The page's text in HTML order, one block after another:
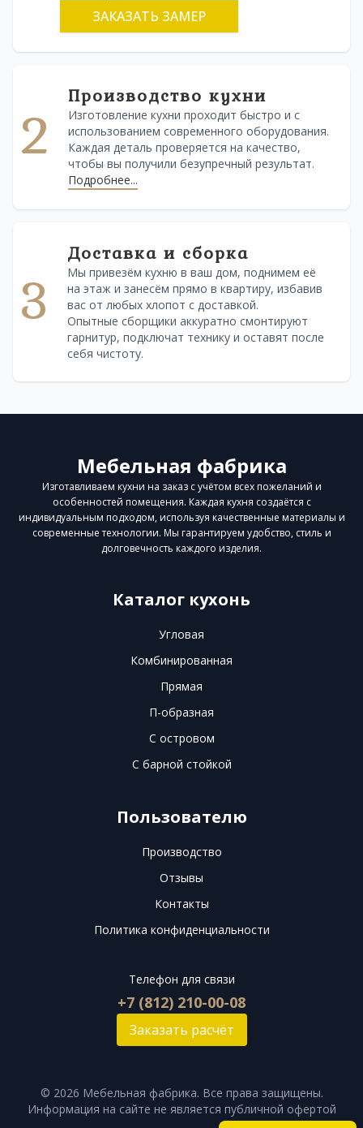
ЗАКАЗАТЬ ЗАМЕР
2
Производство кухни
Изготовление кухни проходит быстро и с
использованием современного оборудования.
Каждая деталь проверяется на качество,
чтобы вы получили безупречный результат.
Подробнее...
3
Доставка и сборка
Мы привезём кухню в ваш дом, поднимем её
на этаж и занесём прямо в квартиру, избавив
вас от любых хлопот с доставкой.
Опытные сборщики аккуратно смонтируют
гарнитур, подключат технику и оставят после
себя чистоту.
Мебельная фабрика
Изготавливаем кухни на заказ с учётом всех пожеланий и
особенностей помещения. Каждая кухня создаётся с
индивидуальным подходом, используя качественные материалы и
современные технологии. Мы гарантируем удобство, стиль и
долговечность каждого изделия.
Каталог кухонь
Угловая
Комбинированная
Прямая
П-образная
С островом
С барной стойкой
Пользователю
Производство
Отзывы
Контакты
Политика конфиденциальности
Телефон для связи
+7 (812) 210-00-08
Заказать расчёт
© 2026 Мебельная фабрика. Все права защищены.
Информация на сайте не является публичной офертой